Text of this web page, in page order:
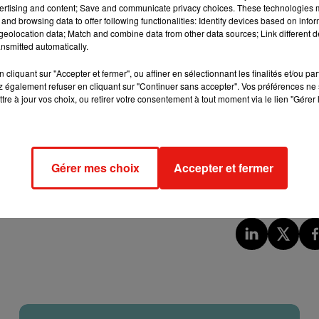
du groupe Facenook s'est rendue compte que l'une
toute attente,
être posée UNIQUEMENT si aucune autre carte ne peut
lui qui se verra attribuer les 4 cartes en question.
vu le jour ! Sa particularité ? Jouer et boire de l'alcool
propose ainsi six verres à shot
doit boire. En effet, quand vous posez des cartes "+", vous
"+4" = 2 shots. D'autre part, lorsque vous inversez le sens du
survient, la personne sautée boit un shot.
and content; Save and communicate privacy choices. These technologies
browsing data to offer following functionalities: Identify devices based on
data; Match and combine data from other data sources; Link different
automatically.
cliquant sur "Accepter et fermer", ou affiner en sélectionnant les finalités et/ou
également refuser en cliquant sur "Continuer sans accepter". Vos préférences
à jour vos choix, ou retirer votre consentement à tout moment via le lien
Gérer mes choix Accepter et fermer